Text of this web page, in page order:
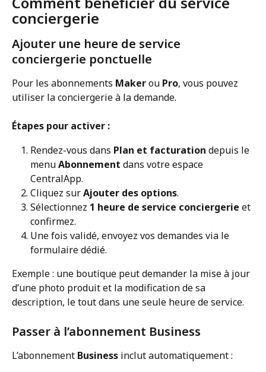
conciergerie
Ajouter une heure de service
conciergerie ponctuelle
Pour les abonnements Maker ou Pro, vous pouvez
utiliser la conciergerie à la demande.
Étapes pour activer :
Rendez-vous dans Plan et facturation depuis le
menu Abonnement dans votre espace
CentralApp.
Cliquez sur Ajouter des options.
Sélectionnez 1 heure de service conciergerie et
confirmez.
Une fois validé, envoyez vos demandes via le
formulaire dédié.
Exemple : une boutique peut demander la mise à jour
d’une photo produit et la modification de sa
description, le tout dans une seule heure de service.
Passer à l’abonnement Business
L’abonnement Business inclut automatiquement :